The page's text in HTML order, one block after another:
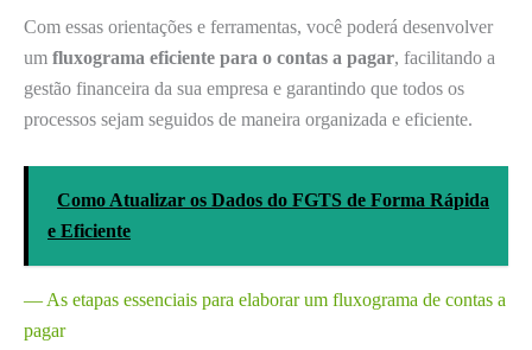
Com essas orientações e ferramentas, você poderá desenvolver
um fluxograma eficiente para o contas a pagar, facilitando a
gestão financeira da sua empresa e garantindo que todos os
processos sejam seguidos de maneira organizada e eficiente.
Como Atualizar os Dados do FGTS de Forma Rápida
e Eficiente
— As etapas essenciais para elaborar um fluxograma de contas a
pagar